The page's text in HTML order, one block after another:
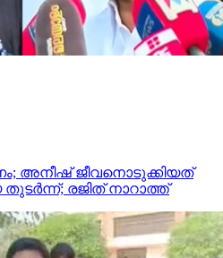
അനീഷ് ജീവനൊടുക്കിയത്
രജിത് നാറാത്ത്